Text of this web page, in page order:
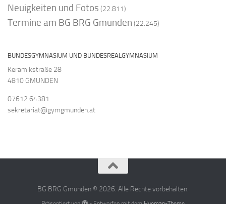
Neuigkeiten und Fotos (22.811)
Termine am BG BRG Gmunden (22.245)
BUNDESGYMNASIUM UND BUNDESREALGYMNASIUM
Keramikstraße 28
4810 GMUNDEN
07612 64381
sekretariat@gymgmunden.at
BG BRG Gmunden © 2026. Alle Rechte vorbehalten.